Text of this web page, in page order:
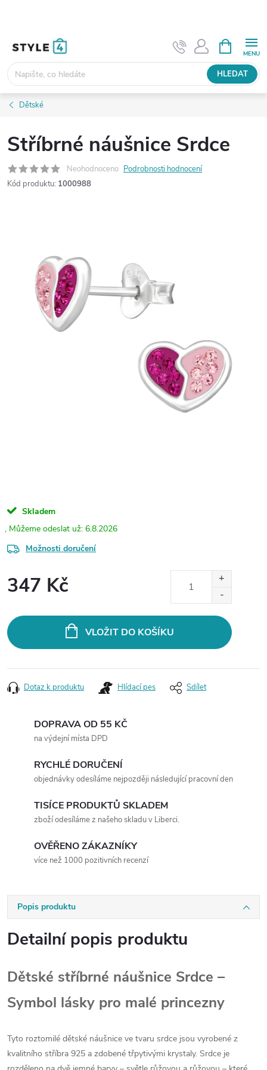
HLEDAT
NÁKUPNÍ
KOŠÍK
Dětské
Stříbrné náušnice Srdce
Neohodnoceno Podrobnosti hodnocení
Kód produktu: 1000988
Skladem
6.8.2026
Možnosti doručení
347 Kč
VLOŽIT DO KOŠÍKU
Dotaz k produktu Hlídací pes Sdílet
DOPRAVA OD 55 KČ
na výdejní místa DPD
RYCHLÉ DORUČENÍ
objednávky odesíláme nejpozději následující pracovní den
TISÍCE PRODUKTŮ SKLADEM
zboží odesíláme z našeho skladu v Liberci.
OVĚŘENO ZÁKAZNÍKY
více než 1000 pozitivních recenzí
Popis produktu
Detailní popis produktu
Dětské stříbrné náušnice Srdce –
Symbol lásky pro malé princezny
Tyto roztomilé dětské náušnice ve tvaru srdce jsou vyrobené z
kvalitního stříbra 925 a zdobené třpytivými krystaly. Srdce je